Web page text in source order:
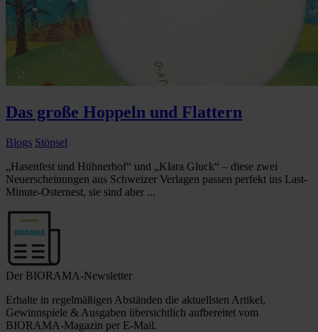
Das große Hoppeln und Flattern
Blogs Stöpsel
„Hasenfest und Hühnerhof“ und „Klara Gluck“ – diese zwei
Neuerscheinungen aus Schweizer Verlagen passen perfekt ins Last-
Minute-Osternest, sie sind aber ...
Der BIORAMA-Newsletter
Erhalte in regelmäßigen Abständen die aktuellsten Artikel,
Gewinnspiele & Ausgaben übersichtlich aufbereitet vom
BIORAMA-Magazin per E-Mail.